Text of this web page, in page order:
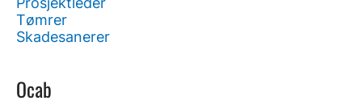
Tømrer
Skadesanerer
Ocab